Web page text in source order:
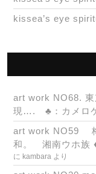
kissea’s eye
art work NO68. 東
現…. ♣：カメロ
art work NO59 梅
和。 湘南ウホ族
に kambara より